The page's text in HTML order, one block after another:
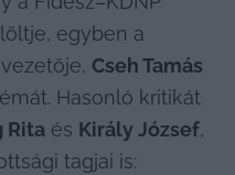
egyben a
Cseh Tamás
Hasonló kritikát
Rita és Király József,
tagjai is: